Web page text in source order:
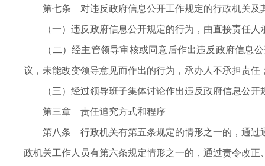
第七条 对违反政府信息公开工作规定的行政机关及
（一）违反政府信息公开规定的行为，由直接责任人
（二）经主管领导审核或同意后作出违反政府信息公
议，未能改变领导意见而作出的行为，承办人不承担责任
（三）经过领导班子集体讨论作出违反政府信息公开
第三章 责任追究方式和程序
第八条 行政机关有第五条规定的情形之一的，通过通
政机关工作人员有第六条规定情形之一的，通过责令改